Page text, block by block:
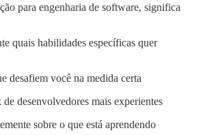
para engenharia de software, significa
quais habilidades específicas quer
desafiem você na medida certa
desenvolvedores mais experientes
sobre o que está aprendendo